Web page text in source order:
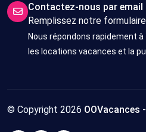
Contactez-nous par email
Remplissez notre
Nous répondons rapidement
les locations vacances et la
© Copyright 2026 OOVacances